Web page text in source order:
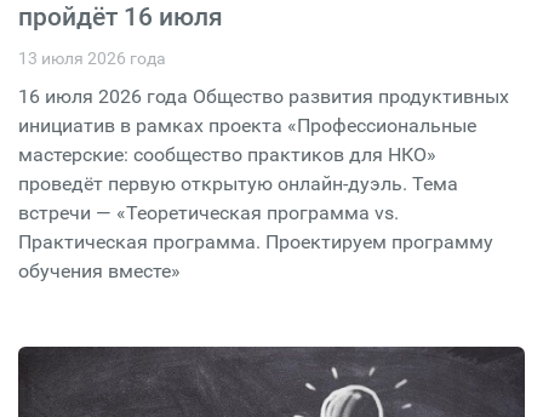
пройдёт 16 июля
13 июля 2026 года
16 июля 2026 года Общество развития продуктивных
инициатив в рамках проекта «Профессиональные
мастерские: сообщество практиков для НКО»
проведёт первую открытую онлайн-дуэль. Тема
встречи — «Теоретическая программа vs.
Практическая программа. Проектируем программу
обучения вместе»